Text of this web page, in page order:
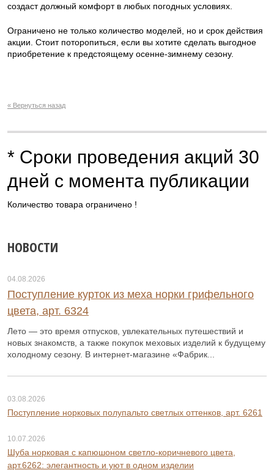
создаст должный комфорт в любых погодных условиях.
Ограничено не только количество моделей, но и срок действия
акции. Стоит поторопиться, если вы хотите сделать выгодное
приобретение к предстоящему осенне-зимнему сезону.
« Вернуться назад
* Сроки проведения акций 30
дней с момента публикации
Количество товара ограничено !
НОВОСТИ
04.08.2026
Поступление курток из меха норки грифельного
цвета, арт. 6324
Лето — это время отпусков, увлекательных путешествий и
новых знакомств, а также покупок меховых изделий к будущему
холодному сезону. В интернет-магазине «Фабрик...
03.08.2026
Поступление норковых полупальто светлых оттенков, арт. 6261
10.07.2026
Шуба норковая с капюшоном светло-коричневого цвета,
арт.6262: элегантность и уют в одном изделии